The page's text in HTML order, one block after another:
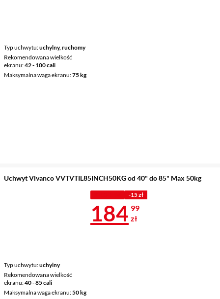
Typ uchwytu uchylny, ruchomy
Rekomendowana wielkość
ekranu 42 - 100 cali
Maksymalna waga ekranu 75 kg
Uchwyt Vivanco VVTVTIL85INCH50KG od 40" do 85" Max 50kg
Typ uchwytu uchylny
Rekomendowana wielkość
ekranu 40 - 85 cali
Maksymalna waga ekranu 50 kg
-15 zł
Cena 184,99
184 99
zł